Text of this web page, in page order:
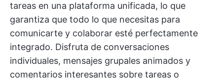
tareas en una plataforma unificada, lo que
garantiza que todo lo que necesitas para
comunicarte y colaborar esté perfectamente
integrado. Disfruta de conversaciones
individuales, mensajes grupales animados y
comentarios interesantes sobre tareas o